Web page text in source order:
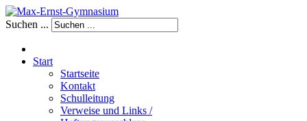
Suchen ...
Start
Startseite
Kontakt
Schulleitung
Verweise und Links /